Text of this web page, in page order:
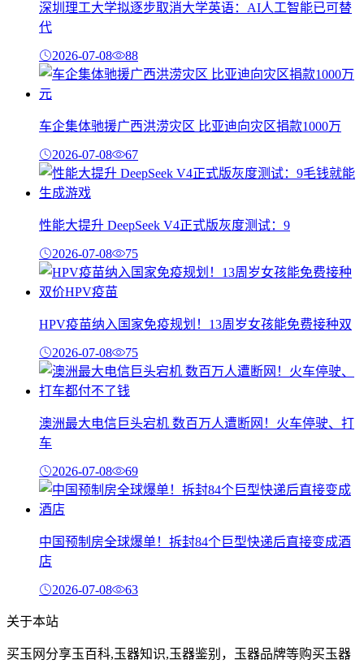
深圳理工大学拟逐步取消大学英语：AI人工智能已可替
代
2026-07-08 88
车企集体驰援广西洪涝灾区 比亚迪向灾区捐款1000万
2026-07-08 67
性能大提升 DeepSeek V4正式版灰度测试：9
2026-07-08 75
HPV疫苗纳入国家免疫规划！13周岁女孩能免费接种双
2026-07-08 75
澳洲最大电信巨头宕机 数百万人遭断网！火车停驶、打
车
2026-07-08 69
中国预制房全球爆单！拆封84个巨型快递后直接变成酒
店
2026-07-08 63
关于本站
买玉网分享玉百科,玉器知识,玉器鉴别，玉器品牌等购买玉器